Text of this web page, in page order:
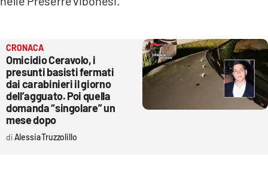
CRONACA
Omicidio Ceravolo, i
presunti basisti fermati
dai carabinieri il giorno
dell’agguato. Poi quella
domanda “singolare” un
mese dopo
Alessia Truzzolillo